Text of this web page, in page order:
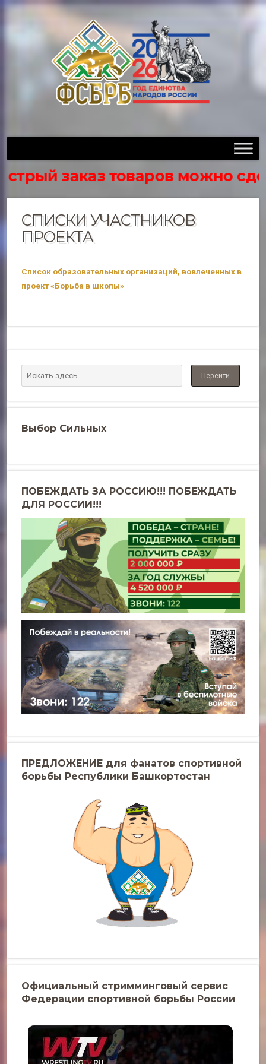
заказ товаров можно
СПИСКИ УЧАСТНИКОВ
ПРОЕКТА
Список образовательных организаций, вовлеченных в
проект «Борьба в школы»
Выбор Сильных
ПОБЕЖДАТЬ ЗА РОССИЮ!!! ПОБЕЖДАТЬ
ДЛЯ РОССИИ!!!
ПРЕДЛОЖЕНИЕ для фанатов спортивной
борьбы Республики Башкортостан
Официальный стримминговый сервис
Федерации спортивной борьбы России